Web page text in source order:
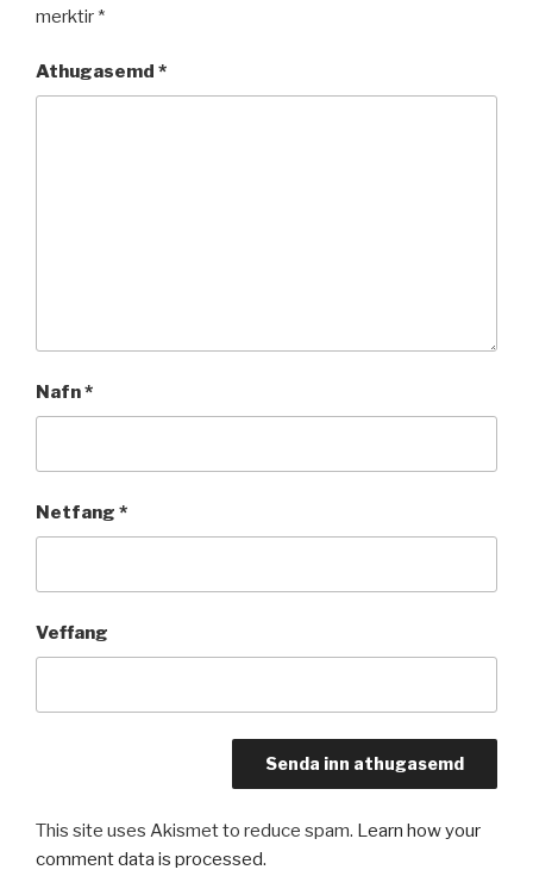
merktir *
Athugasemd *
Nafn*
Netfang *
Veffang
This site uses Akismet to reduce spam. Learn how your
comment data is processed.